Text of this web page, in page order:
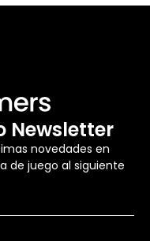
Newsletter
novedades en
de juego al siguiente